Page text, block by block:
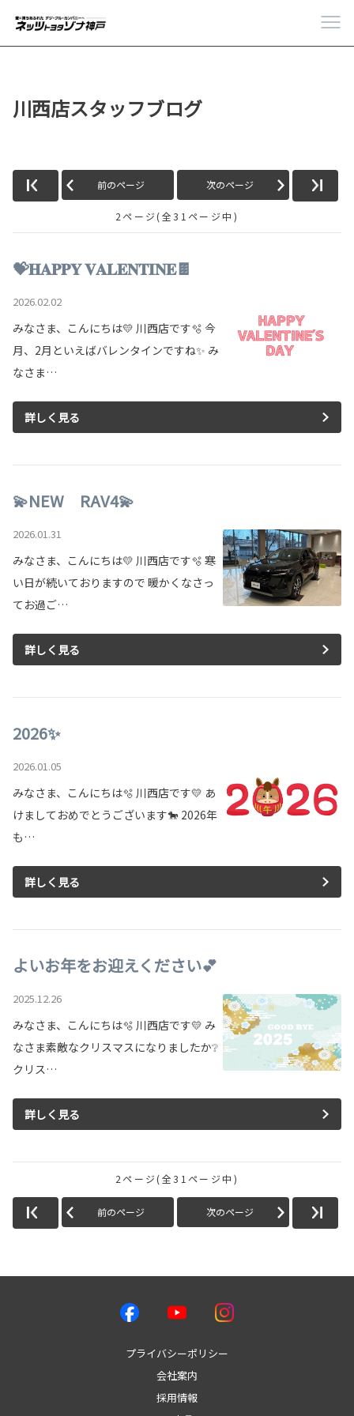
川西店スタッフブログ
前のページ 次のページ
2ページ(全31ページ中)
💝𝐇𝐀𝐏𝐏𝐘 𝐕𝐀𝐋𝐄𝐍𝐓𝐈𝐍𝐄🍫
2026.02.02
みなさま、こんにちは💛 川西店です🫧 今
月、2月といえばバレンタインですね✨ み
なさま…
詳しく見る
💫NEW RAV4💫
2026.01.31
みなさま、こんにちは💛 川西店です🫧 寒
い日が続いておりますので 暖かくなさっ
てお過ご…
詳しく見る
2026✨
2026.01.05
みなさま、こんにちは🫧 川西店です💛 あ
けましておめでとうございます🐎 2026年
も…
詳しく見る
よいお年をお迎えください💕
2025.12.26
みなさま、こんにちは🫧 川西店です💛 み
なさま素敵なクリスマスになりましたか❔
クリス…
詳しく見る
2ページ(全31ページ中)
前のページ 次のページ
プライバシーポリシー
会社案内
採用情報